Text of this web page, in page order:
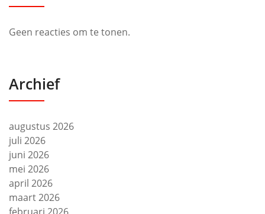
Geen reacties om te tonen.
Archief
augustus 2026
juli 2026
juni 2026
mei 2026
april 2026
maart 2026